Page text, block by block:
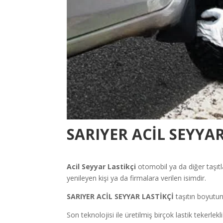
SARIYER ACİL
Acil Seyyar Lastikçi otomobil ya da diğer
yenileyen kişi ya da firmalara verilen isimdir.
SARIYER ACİL SEYYAR LASTİKÇİtaşıtın
Son teknolojisi ile üretilmiş birçok lastik